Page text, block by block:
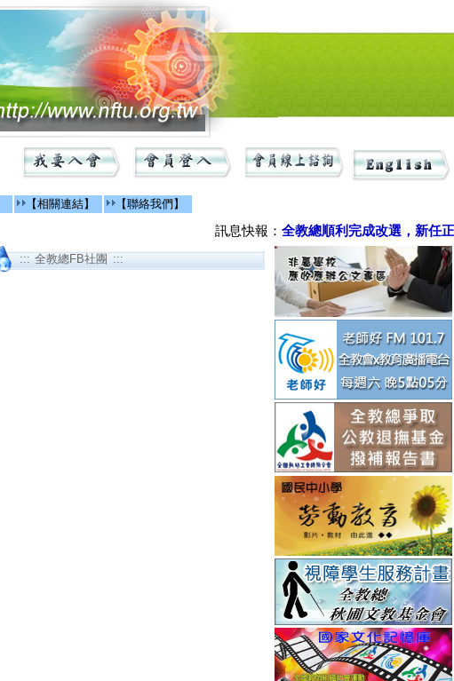
【相關連結】 【聯絡我們】
訊息快報：全教總順利完成改選，新任正副
::: 全教總FB社團 :::